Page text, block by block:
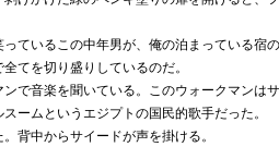
ているこの中年男が、俺の泊まっている宿の
てを切り盛りしているのだ。
で音楽を聞いている。このウォークマンは
ームというエジプトの国民的歌手だった。
背中からサイードが声を掛ける。